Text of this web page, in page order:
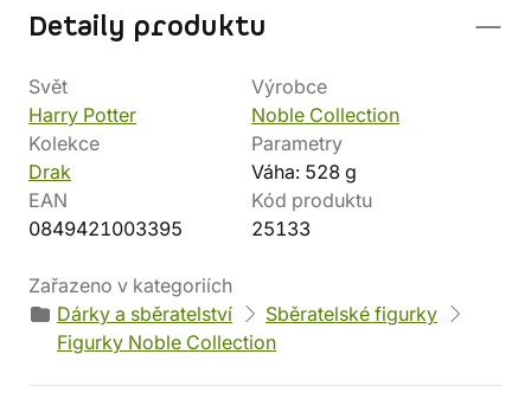
Detaily produktu
Svět
Harry Potter
Výrobce
Noble Collection
Kolekce
Drak
Parametry
Váha: 528 g
EAN
0849421003395
Kód produktu
25133
Zařazeno v kategoriích
Dárky a sběratelství
Sběratelské figurky
Figurky Noble Collection